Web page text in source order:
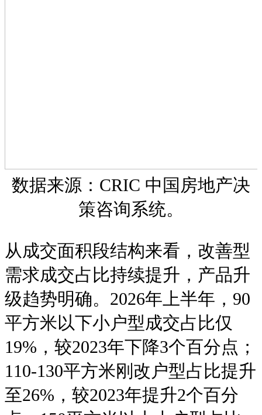
数据来源：CRIC 中国房地产决
策咨询系统。
从成交面积段结构来看，改善型
需求成交占比持续提升，产品升
级趋势明确。2026年上半年，90
平方米以下小户型成交占比仅
19%，较2023年下降3个百分点；
110-130平方米刚改户型占比提升
至26%，较2023年提升2个百分